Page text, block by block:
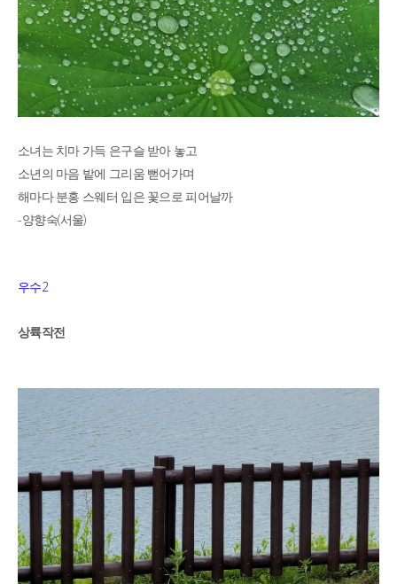
소녀는 치마 가득 은구슬 받아 놓고
소년의 마음 밭에 그리움 뻗어가며
해마다 분홍 스웨터 입은 꽃으로 피어날까
-양향숙(서울)
우수2
상륙작전